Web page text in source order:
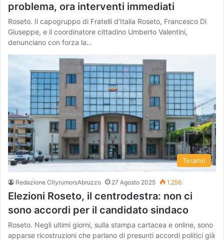
problema, ora interventi immediati
Roseto. Il capogruppo di Fratelli d’Italia Roseto, Francesco Di
Giuseppe, e il coordinatore cittadino Umberto Valentini,
denunciano con forza la…
Teramo
Redazione CityrumorsAbruzzo 27 Agosto 2025 1.256
Elezioni Roseto, il centrodestra: non ci
sono accordi per il candidato sindaco
Roseto. Negli ultimi giorni, sulla stampa cartacea e online, sono
apparse ricostruzioni che parlano di presunti accordi politici già